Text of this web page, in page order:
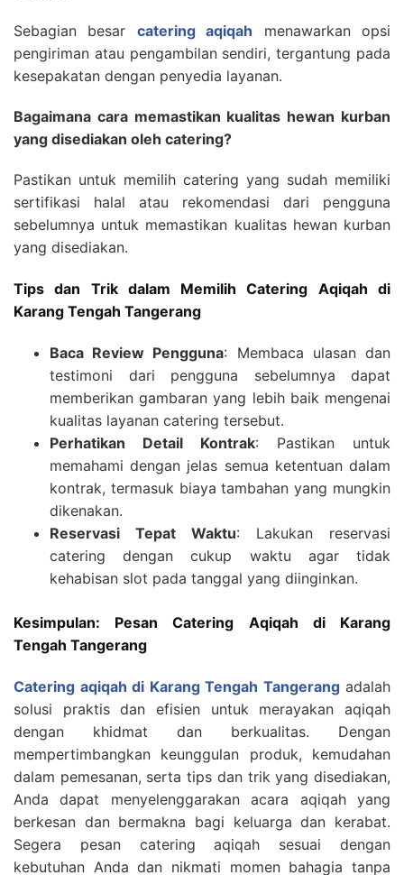
Sebagian besar catering aqiqah menawarkan opsi
pengiriman atau pengambilan sendiri, tergantung pada
kesepakatan dengan penyedia layanan.
Bagaimana cara memastikan kualitas hewan kurban
yang disediakan oleh catering?
Pastikan untuk memilih catering yang sudah memiliki
sertifikasi halal atau rekomendasi dari pengguna
sebelumnya untuk memastikan kualitas hewan kurban
yang disediakan.
Tips dan Trik dalam Memilih Catering Aqiqah di
Karang Tengah Tangerang
Baca Review Pengguna: Membaca ulasan dan
testimoni dari pengguna sebelumnya dapat
memberikan gambaran yang lebih baik mengenai
kualitas layanan catering tersebut.
Perhatikan Detail Kontrak: Pastikan untuk
memahami dengan jelas semua ketentuan dalam
kontrak, termasuk biaya tambahan yang mungkin
dikenakan.
Reservasi Tepat Waktu: Lakukan reservasi
catering dengan cukup waktu agar tidak
kehabisan slot pada tanggal yang diinginkan.
Kesimpulan: Pesan Catering Aqiqah di Karang
Tengah Tangerang
Catering aqiqah di Karang Tengah Tangerangadalah
solusi praktis dan efisien untuk merayakan aqiqah
dengan khidmat dan berkualitas. Dengan
mempertimbangkan keunggulan produk, kemudahan
dalam pemesanan, serta tips dan trik yang disediakan,
Anda dapat menyelenggarakan acara aqiqah yang
berkesan dan bermakna bagi keluarga dan kerabat.
Segera pesan catering aqiqah sesuai dengan
kebutuhan Anda dan nikmati momen bahagia tanpa